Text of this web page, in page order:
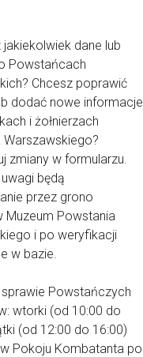
dane lub
Powstańcach
Chcesz poprawić
dodać nowe informacje
i żołnierzach
Warszawskiego?
zmiany w formularzu.
będą
przez grono
Muzeum Powstania
i po weryfikacji
w bazie.
Powstańczych
wtorki (od 10:00 do
(od 12:00 do 16:00)
Pokoju Kombatanta po